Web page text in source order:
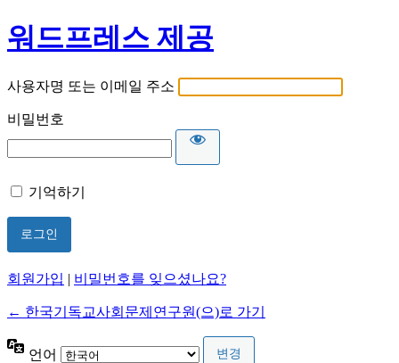
워드프레스 제공
사용자명 또는 이메일 주소
비밀번호
기억하기
회원가입 | 비밀번호를 잊으셨나요?
← 한국기독교사회문제연구원(으)로 가기
언어